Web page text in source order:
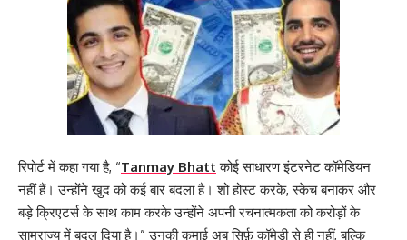
रिपोर्ट में कहा गया है, “Tanmay Bhatt कोई साधारण इंटरनेट कॉमेडियन
नहीं हैं। उन्होंने खुद को कई बार बदला है। शो होस्ट करके, स्केच बनाकर और
बड़े क्रिएटर्स के साथ काम करके उन्होंने अपनी रचनात्मकता को करोड़ों के
साम्राज्य में बदल दिया है।” उनकी कमाई अब सिर्फ़ कॉमेडी से ही नहीं, बल्कि